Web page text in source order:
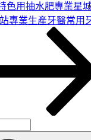
色用抽水肥專業星
專業生產牙醫常用